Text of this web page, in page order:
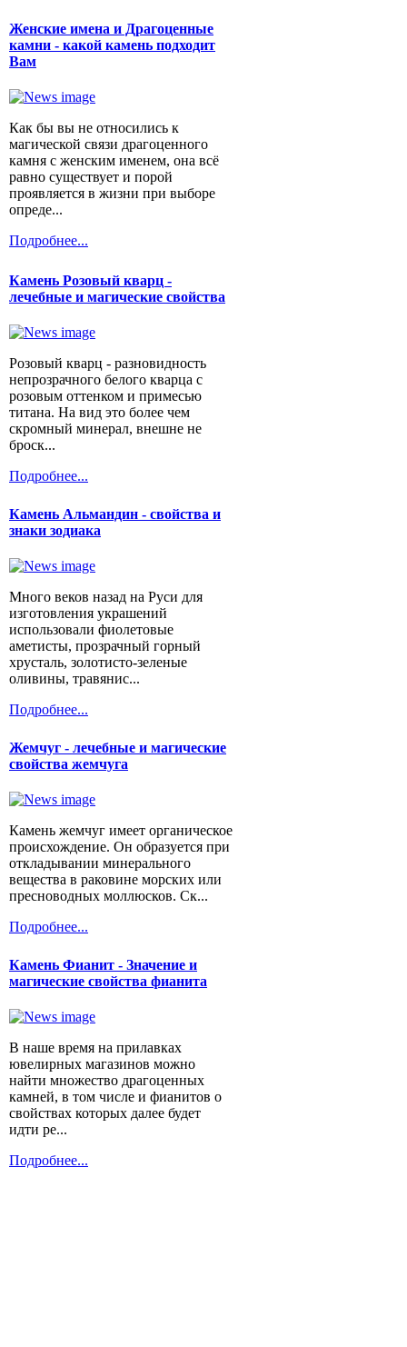
Женские имена и Драгоценные
камни - какой камень подходит
Вам
Как бы вы не относились к
магической связи драгоценного
камня с женским именем, она всё
равно существует и порой
проявляется в жизни при выборе
опреде...
Подробнее...
Камень Розовый кварц -
лечебные и магические свойства
Розовый кварц - разновидность
непрозрачного белого кварца с
розовым оттенком и примесью
титана. На вид это более чем
скромный минерал, внешне не
броск...
Подробнее...
Камень Альмандин - свойства и
знаки зодиака
Много веков назад на Руси для
изготовления украшений
использовали фиолетовые
аметисты, прозрачный горный
хрусталь, золотисто-зеленые
оливины, травянис...
Подробнее...
Жемчуг - лечебные и магические
свойства жемчуга
Камень жемчуг имеет органическое
происхождение. Он образуется при
откладывании минерального
вещества в раковине морских или
пресноводных моллюсков. Ск...
Подробнее...
Камень Фианит - Значение и
магические свойства фианита
В наше время на прилавках
ювелирных магазинов можно
найти множество драгоценных
камней, в том числе и фианитов о
свойствах которых далее будет
идти ре...
Подробнее...